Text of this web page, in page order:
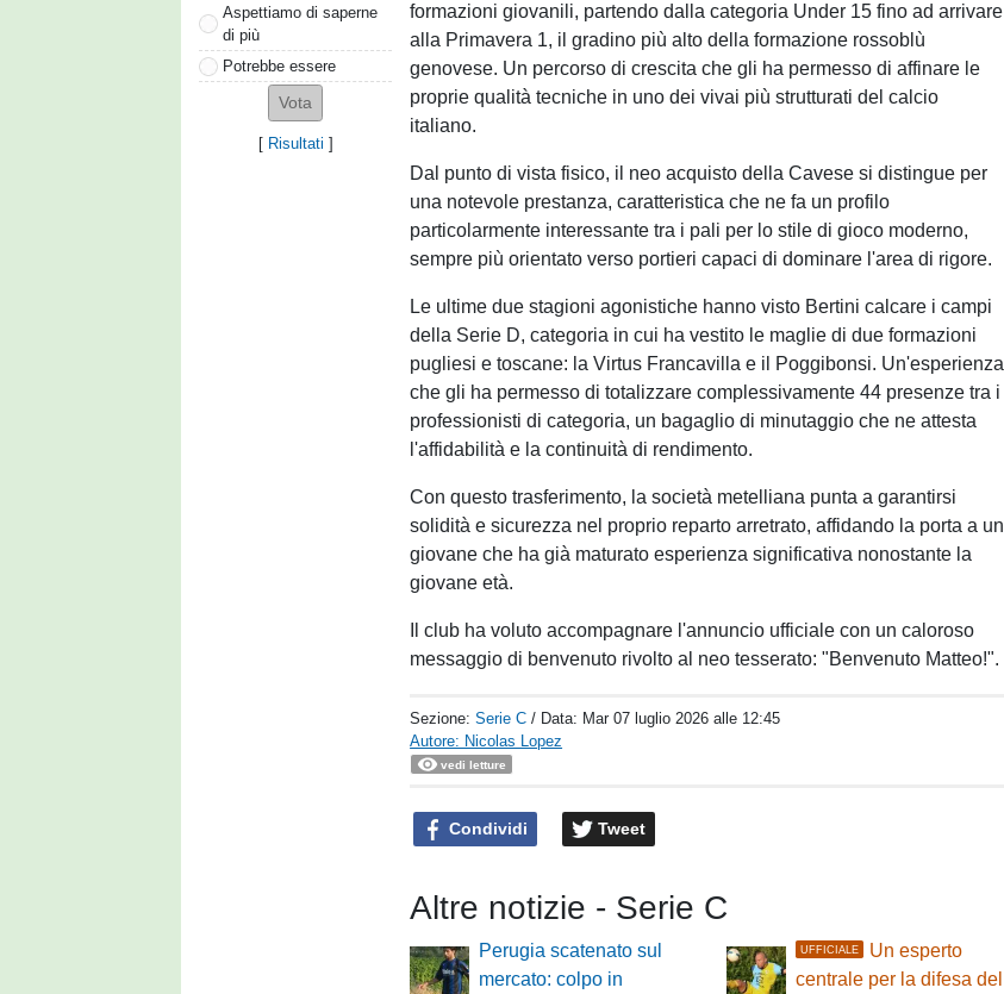
Aspettiamo di saperne
di più
Potrebbe essere
[ Risultati ]
formazioni giovanili, partendo dalla categoria Under 15 fino ad arrivare
alla Primavera 1, il gradino più alto della formazione rossoblù
genovese. Un percorso di crescita che gli ha permesso di affinare le
proprie qualità tecniche in uno dei vivai più strutturati del calcio
italiano.
Dal punto di vista fisico, il neo acquisto della Cavese si distingue per
una notevole prestanza, caratteristica che ne fa un profilo
particolarmente interessante tra i pali per lo stile di gioco moderno,
sempre più orientato verso portieri capaci di dominare l'area di rigore.
Le ultime due stagioni agonistiche hanno visto Bertini calcare i campi
della Serie D, categoria in cui ha vestito le maglie di due formazioni
pugliesi e toscane: la Virtus Francavilla e il Poggibonsi. Un'esperienza
che gli ha permesso di totalizzare complessivamente 44 presenze tra i
professionisti di categoria, un bagaglio di minutaggio che ne attesta
l'affidabilità e la continuità di rendimento.
Con questo trasferimento, la società metelliana punta a garantirsi
solidità e sicurezza nel proprio reparto arretrato, affidando la porta a un
giovane che ha già maturato esperienza significativa nonostante la
giovane età.
Il club ha voluto accompagnare l'annuncio ufficiale con un caloroso
messaggio di benvenuto rivolto al neo tesserato: "Benvenuto Matteo!".
Sezione:Serie C / Data: Mar 07 luglio 2026 alle 12:45
Autore: Nicolas Lopez
vedi letture
Condividi Tweet
Altre notizie - Serie C
Perugia scatenato sul
mercato: colpo in
UFFICIALE
Un esperto
centrale per la difesa del